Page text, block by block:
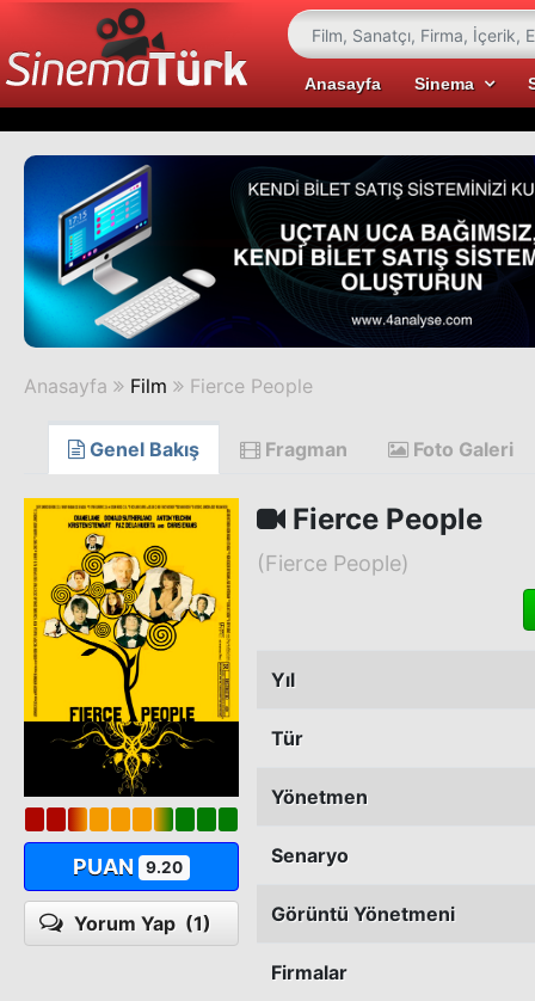
Anasayfa Sinema
Anasayfa Film Fierce People
Genel Bakış Fragman Foto Galeri
PUAN 9.20
Yorum Yap (1)
Fierce People
(Fierce People)
Yıl
Tür
Yönetmen
Senaryo
Görüntü Yönetmeni
Firmalar